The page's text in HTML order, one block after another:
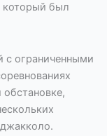
был
с ограниченными